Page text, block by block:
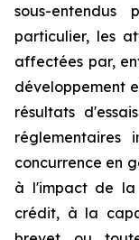
sous-entendus
particulier, les
affectées par,
développement
résultats
concurrence en
à l'impact de la
crédit, à la